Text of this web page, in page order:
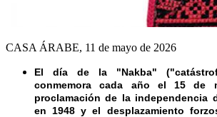
CASA ÁRABE, 11 de mayo de 2026
El día de la "Nakba"
conmemora cada año el 15 de
proclamación de la independencia
en 1948 y el desplazamiento